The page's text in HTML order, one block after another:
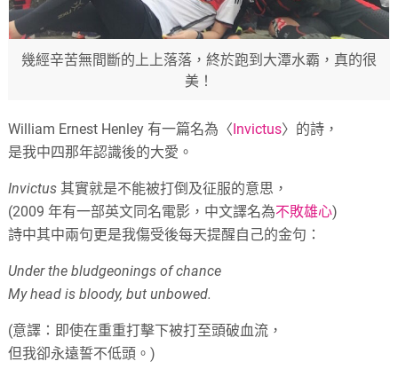
幾經辛苦無間斷的上上落落，終於跑到大潭水霸，真的很
美！
William Ernest Henley 有一篇名為〈Invictus〉的詩，
是我中四那年認識後的大愛。
Invictus 其實就是不能被打倒及征服的意思，
(2009 年有一部英文同名電影，中文譯名為不敗雄心)
詩中其中兩句更是我傷受後每天提醒自己的金句：
Under the bludgeonings of chance
My head is bloody, but unbowed.
(意譯：即使在重重打擊下被打至頭破血流，
但我卻永遠誓不低頭。)